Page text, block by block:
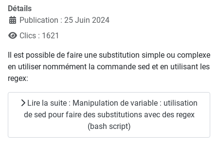
Détails
Publication : 25 Juin 2024
Clics : 1621
Il est possible de faire une substitution simple ou complexe
en utiliser nommément la commande sed et en utilisant les
regex:
Lire la suite : Manipulation de variable : utilisation
de sed pour faire des substitutions avec des regex
(bash script)